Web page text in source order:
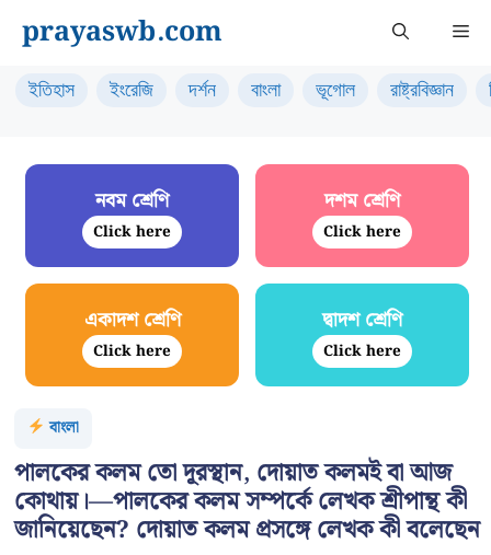
content
prayaswb.com
ইতিহাস ইংরেজি দর্শন বাংলা ভূগোল রাষ্ট্রবিজ্ঞান
নবম শ্রেণি
Click here
দশম শ্রেণি
Click here
একাদশ শ্রেণি
Click here
দ্বাদশ শ্রেণি
Click here
বাংলা
পালকের কলম তো দূরস্থান, দোয়াত কলমই বা আজ
কোথায়।—পালকের কলম সম্পর্কে লেখক শ্রীপান্থ কী
জানিয়েছেন? দোয়াত কলম প্রসঙ্গে লেখক কী বলেছেন